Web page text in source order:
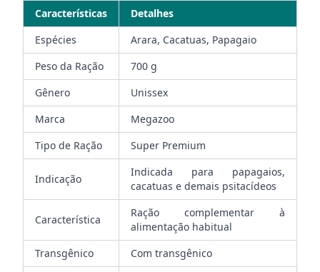
Características
Detalhes
Espécies
Arara, Cacatuas, Papagaio
Peso da Ração
700 g
Gênero
Unissex
Marca
Megazoo
Tipo de Ração
Super Premium
Indicação
Indicada para papagaios,
cacatuas e demais psitacídeos
Característica
Ração complementar à
alimentação habitual
Transgênico
Com transgênico